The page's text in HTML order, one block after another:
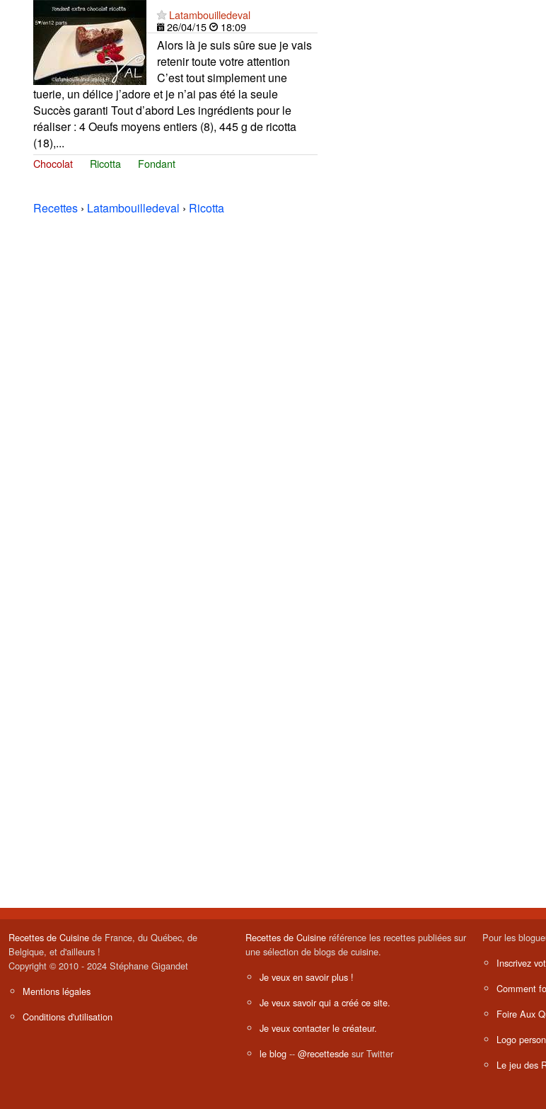
Latambouilledeval
26/04/15
18:09
Alors là je suis sûre sue je vais
retenir toute votre attention
C’est tout simplement une
tuerie, un délice j’adore et je n’ai pas été la seule
Succès garanti Tout d’abord Les ingrédients pour le
réaliser : 4 Oeufs moyens entiers (8), 445 g de ricotta
(18),...
Chocolat Ricotta Fondant
Recettes › Latambouilledeval › Ricotta
Recettes de Cuisine de France, du Québec, de
Belgique, et d'ailleurs !
Copyright © 2010 - 2024 Stéphane Gigandet
Mentions légales
Conditions d'utilisation
Recettes de Cuisine référence les recettes publiées sur
une sélection de blogs de cuisine.
Je veux en savoir plus !
Je veux savoir qui a créé ce site.
Je veux contacter le créateur.
le blog -- @recettesde sur Twitter
Pour les
Inscrivez
Comment
Foire Aux
Logo
Le jeu des